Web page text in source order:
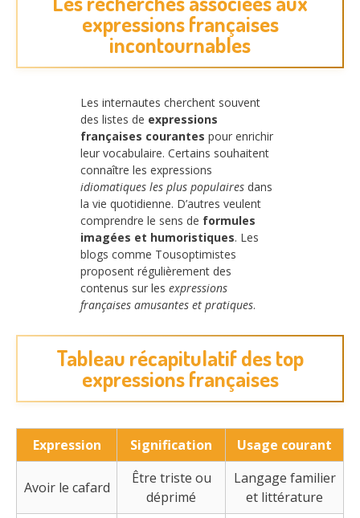
expressions françaises
incontournables
Les internautes cherchent souvent
des listes de expressions
françaises courantes pour enrichir
leur vocabulaire. Certains souhaitent
connaître les expressions
idiomatiques les plus populaires dans
la vie quotidienne. D’autres veulent
comprendre le sens de formules
imagées et humoristiques. Les
blogs comme Tousoptimistes
proposent régulièrement des
contenus sur les expressions
françaises amusantes et pratiques.
Tableau récapitulatif des top
expressions françaises
Expression Signification Usage courant
Avoir le cafard
Être triste ou
déprimé
Langage familier
et littérature